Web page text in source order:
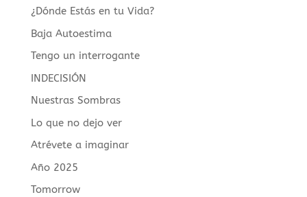
¿Dónde Estás en tu Vida?
Baja Autoestima
Tengo un interrogante
INDECISIÓN
Nuestras Sombras
Lo que no dejo ver
Atrévete a imaginar
Año 2025
Tomorrow